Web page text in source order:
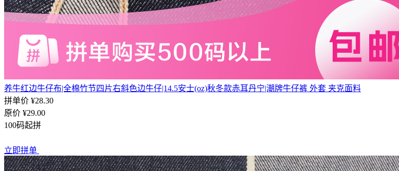
养牛红边牛仔布|全棉竹节四片右斜色边牛仔|14.5安士(oz)秋冬款赤耳丹宁|潮牌牛仔裤 外套 夹克面料
拼单价 ¥28.30
原价 ¥29.00
100码起拼
立即拼单